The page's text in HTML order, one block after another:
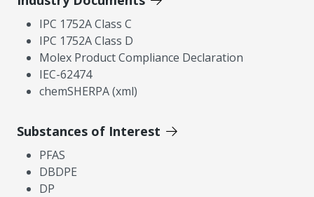
IPC 1752A Class C
IPC 1752A Class D
Molex Product Compliance Declaration
IEC-62474
chemSHERPA (xml)
Substances of Interest
PFAS
DBDPE
DP